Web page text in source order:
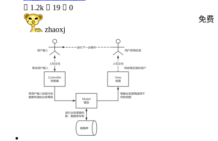
 1.2k  19  0
zhaoxj
免费